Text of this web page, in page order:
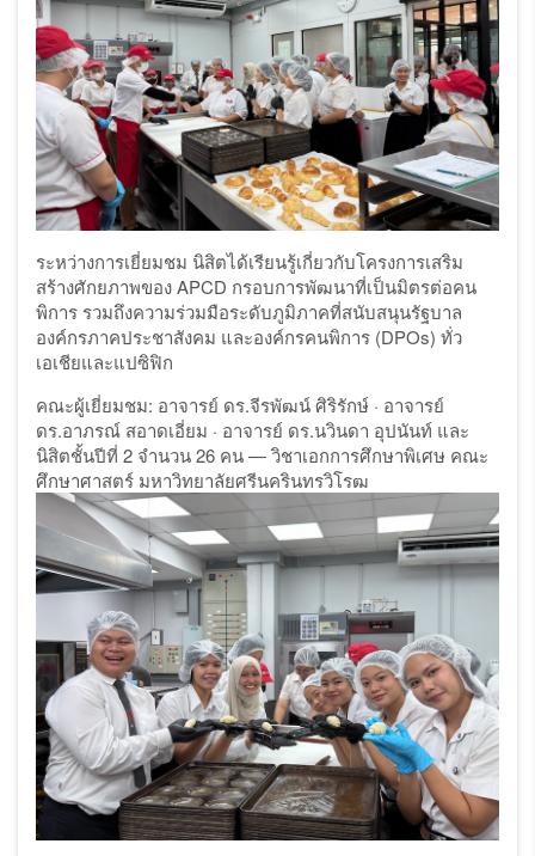
ระหว่างการเยี่ยมชม นิสิตได้เรียนรู้เกี่ยวกับโครงการเสริม
สร้างศักยภาพของAPCD กรอบการพัฒนาที่เป็นมิตรต่อคน
พิการ รวมถึงความร่วมมือระดับภูมิภาคที่สนับสนุนรัฐบาล
องค์กรภาคประชาสังคม และองค์กรคนพิการ (DPOs) ทั่ว
เอเชียและแปซิฟิก
คณะผู้เยี่ยมชม: อาจารย์ ดร.จีรพัฒน์ ศิริรักษ์ · อาจารย์
ดร.อาภรณ์ สอาดเอี่ยม · อาจารย์ ดร.นวินดา อุปนันท์ และ
นิสิตชั้นปีที่ 2 จำนวน26 คน — วิชาเอกการศึกษาพิเศษ คณะ
ศึกษาศาสตร์ มหาวิทยาลัยศรีนครินทรวิโรฒ